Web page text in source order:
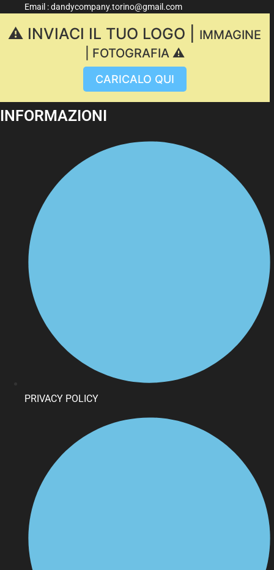
Email : dandycompany.torino@gmail.com
⚠️ INVIACI IL TUO LOGO |
IMMAGINE
| FOTOGRAFIA ⚠️
CARICALO QUI
INFORMAZIONI
PRIVACY POLICY